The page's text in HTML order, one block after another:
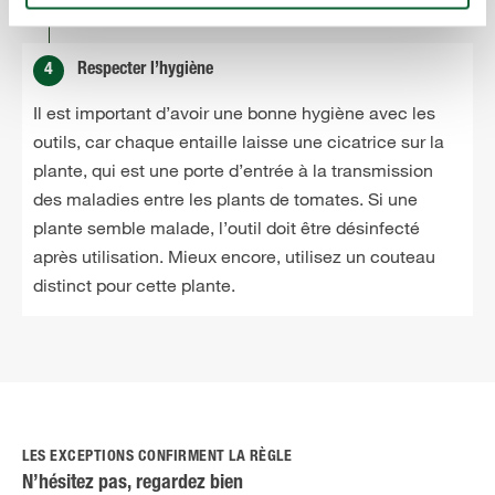
4 Respecter l’hygiène
Il est important d’avoir une bonne hygiène avec les
outils, car chaque entaille laisse une cicatrice sur la
plante, qui est une porte d’entrée à la transmission
des maladies entre les plants de tomates. Si une
plante semble malade, l’outil doit être désinfecté
après utilisation. Mieux encore, utilisez un couteau
distinct pour cette plante.
LES EXCEPTIONS CONFIRMENT LA RÈGLE
N’hésitez pas, regardez bien